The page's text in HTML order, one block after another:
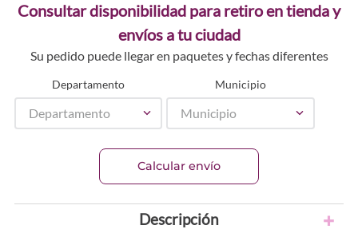
Consultar disponibilidad para retiro en tienda y
envíos a tu ciudad
Su pedido puede llegar en paquetes y fechas diferentes
Departamento
Departamento
Municipio
Municipio
Calcular envío
Descripción